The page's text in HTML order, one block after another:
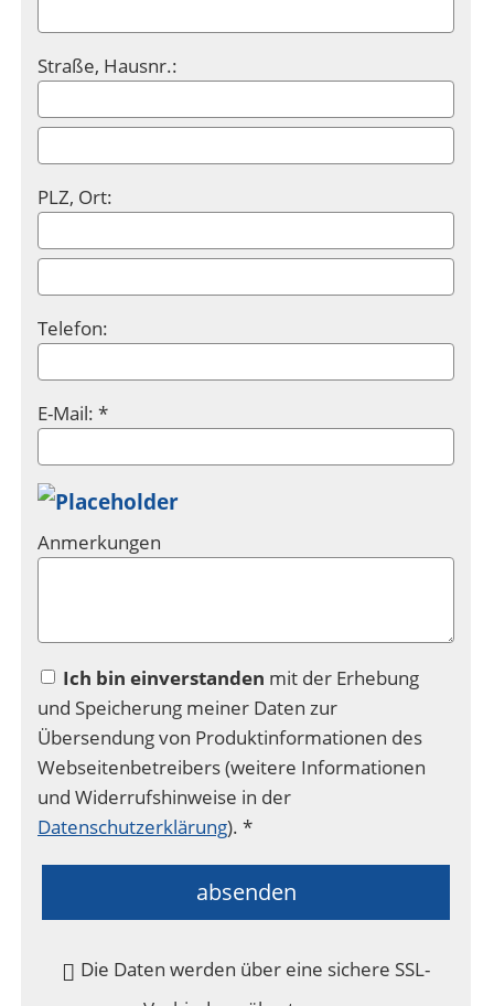
Straße, Hausnr.:
PLZ, Ort:
Telefon:
E-Mail: *
Anmerkungen
Ich bin einverstanden mit der Erhebung
und Speicherung meiner Daten zur
Übersendung von Produktinformationen des
Webseitenbetreibers (weitere Informationen
und Widerrufshinweise in der
Datenschutzerklärung). *
absenden
Die Daten werden über eine sichere SSL-